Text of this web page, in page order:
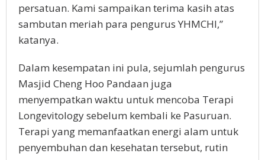
persatuan. Kami sampaikan terima kasih atas
sambutan meriah para pengurus YHMCHI,”
katanya.
Dalam kesempatan ini pula, sejumlah pengurus
Masjid Cheng Hoo Pandaan juga
menyempatkan waktu untuk mencoba Terapi
Longevitology sebelum kembali ke Pasuruan.
Terapi yang memanfaatkan energi alam untuk
penyembuhan dan kesehatan tersebut, rutin